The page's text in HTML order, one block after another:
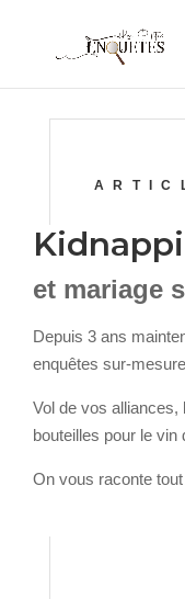
et mariage
Depuis 3 ans
enquêtes sur-
Vol de vos alliances,
bouteilles pour le vin
On vous raconte tout